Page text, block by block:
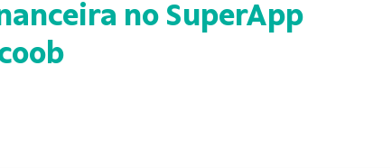
no SuperApp